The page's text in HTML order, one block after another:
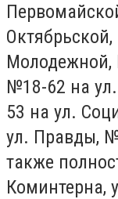
№18-62 на
53 на ул.
ул. Правды,
также
Коминтерна,